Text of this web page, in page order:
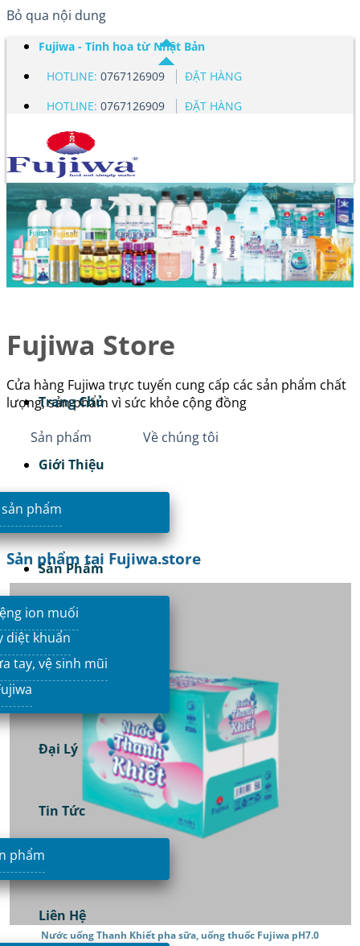
Bỏ qua nội dung
Fujiwa - Tinh hoa từ Nhật Bản
HOTLINE: 0767126909 ĐẶT HÀNG
HOTLINE: 0767126909 ĐẶT HÀNG
Trang Chủ
Giới Thiệu
phẩm
Sản Phẩm
ion muối
diệt khuẩn
tay, vệ sinh mũi
Đại Lý
Tin Tức
phẩm
Liên Hệ
Fujiwa Store
Cửa hàng Fujiwa trực tuyến cung cấp các sản phẩm chất
lượng, sản phẩm vì sức khỏe cộng đồng
Sản phẩm
Về chúng tôi
Sản phẩm tại Fujiwa.store
Nước uống Thanh Khiết pha sữa, uống thuốc Fujiwa pH7.0